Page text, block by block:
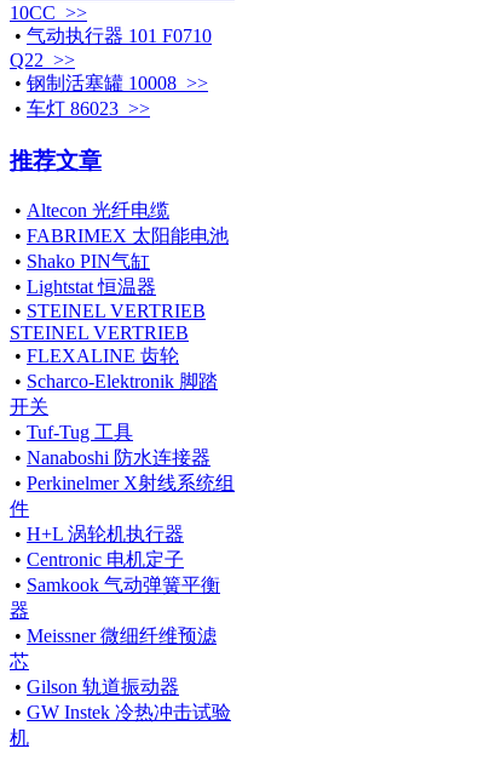
10CC >>
• 气动执行器 101 F0710
Q22 >>
• 钢制活塞罐 10008 >>
• 车灯 86023 >>
推荐文章
• Altecon 光纤电缆
• FABRIMEX 太阳能电池
• Shako PIN气缸
• Lightstat 恒温器
• STEINEL VERTRIEB
STEINEL VERTRIEB
• FLEXALINE 齿轮
• Scharco-Elektronik 脚踏
开关
• Tuf-Tug 工具
• Nanaboshi 防水连接器
• Perkinelmer X射线系统组
件
• H+L 涡轮机执行器
• Centronic 电机定子
• Samkook 气动弹簧平衡
器
• Meissner 微细纤维预滤
芯
• Gilson 轨道振动器
• GW Instek 冷热冲击试验
机